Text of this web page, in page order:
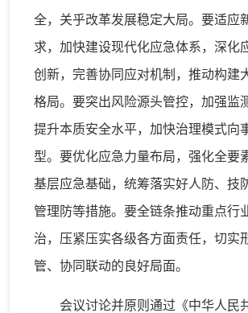
全，关乎改革发展稳定大局。要适应
求，加快建设现代化应急体系，深化
创新，完善协同应对机制，推动构建
格局。要突出风险源头管控，加强监
提升本质安全水平，加快治理模式向
型。要优化应急力量布局，强化全要
基层应急基础，统筹落实好人防、技
管理防等措施。要全链条推动重点行
治，压紧压实各级各方面责任，切实
管、协同联动的良好局面。
会议讨论并原则通过《中华人民